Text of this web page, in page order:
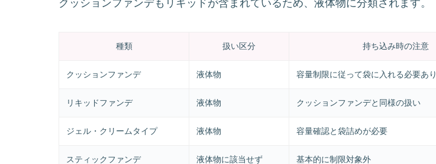
クッションファンデもリキッドが含まれているため、液体物に分類されます。
種類 扱い区分 持ち込み時の注意
クッションファンデ 液体物 容量制限に従って袋に入れる必要あり
リキッドファンデ 液体物 クッションファンデと同様の扱い
ジェル・クリームタイプ 液体物 容量確認と袋詰めが必要
スティックファンデ 液体物に該当せず 基本的に制限対象外